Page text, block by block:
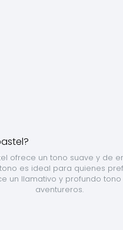
ofrece un tono suave y de
es ideal para quienes
un llamativo y profundo
aventureros.